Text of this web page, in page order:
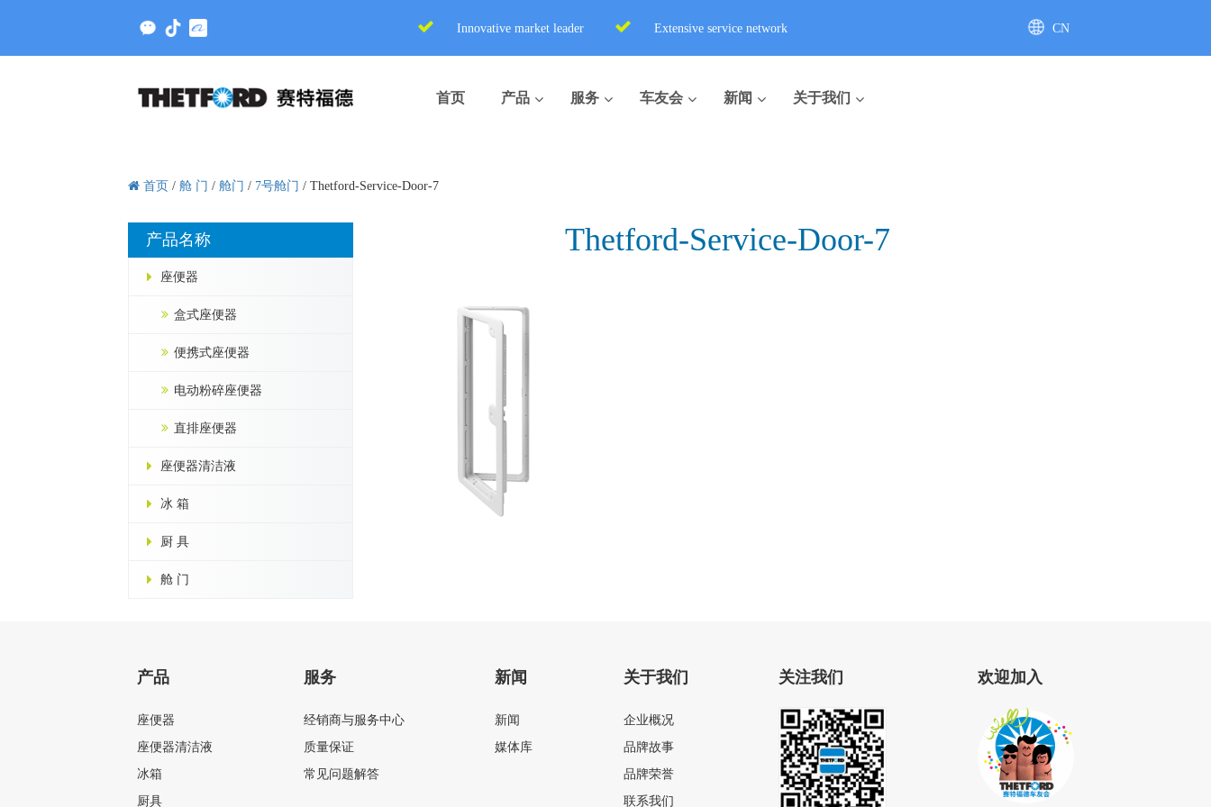
Innovative market leader Extensive service network CN
首页 产品 服务 车友会 新闻 关于我们
首页 / 舱 门 / 舱门 / 7号舱门 / Thetford-Service-Door-7
产品名称
座便器
盒式座便器
便携式座便器
电动粉碎座便器
直排座便器
座便器清洁液
冰 箱
厨 具
舱 门
Thetford-Service-Door-7
产品
座便器
座便器清洁液
冰箱
厨具
服务
经销商与服务中心
质量保证
常见问题解答
新闻
新闻
媒体库
关于我们
企业概况
品牌故事
品牌荣誉
联系我们
关注我们 欢迎加入